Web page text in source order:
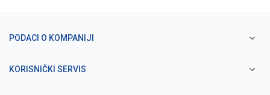
PODACI O KOMPANIJI
KORISNIČKI SERVIS